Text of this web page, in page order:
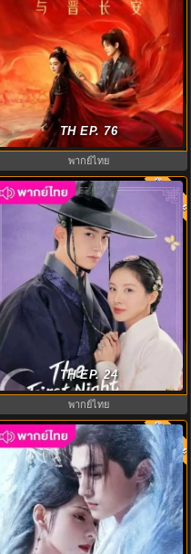
ปีศาจราตรี (2025) Shadow Love
พากย์ไทย EP.1-38 (จบ)
TH EP. 76
พากย์ไทย
ตื่นมาอีกทีก็มีพระเอกนอนอยู่ข้าง ๆ
The First Night With the Duke
พากย์ไทย
7.0 พากย์ไทย
TH EP. 24
พากย์ไทย
8.0 พากย์ไทย